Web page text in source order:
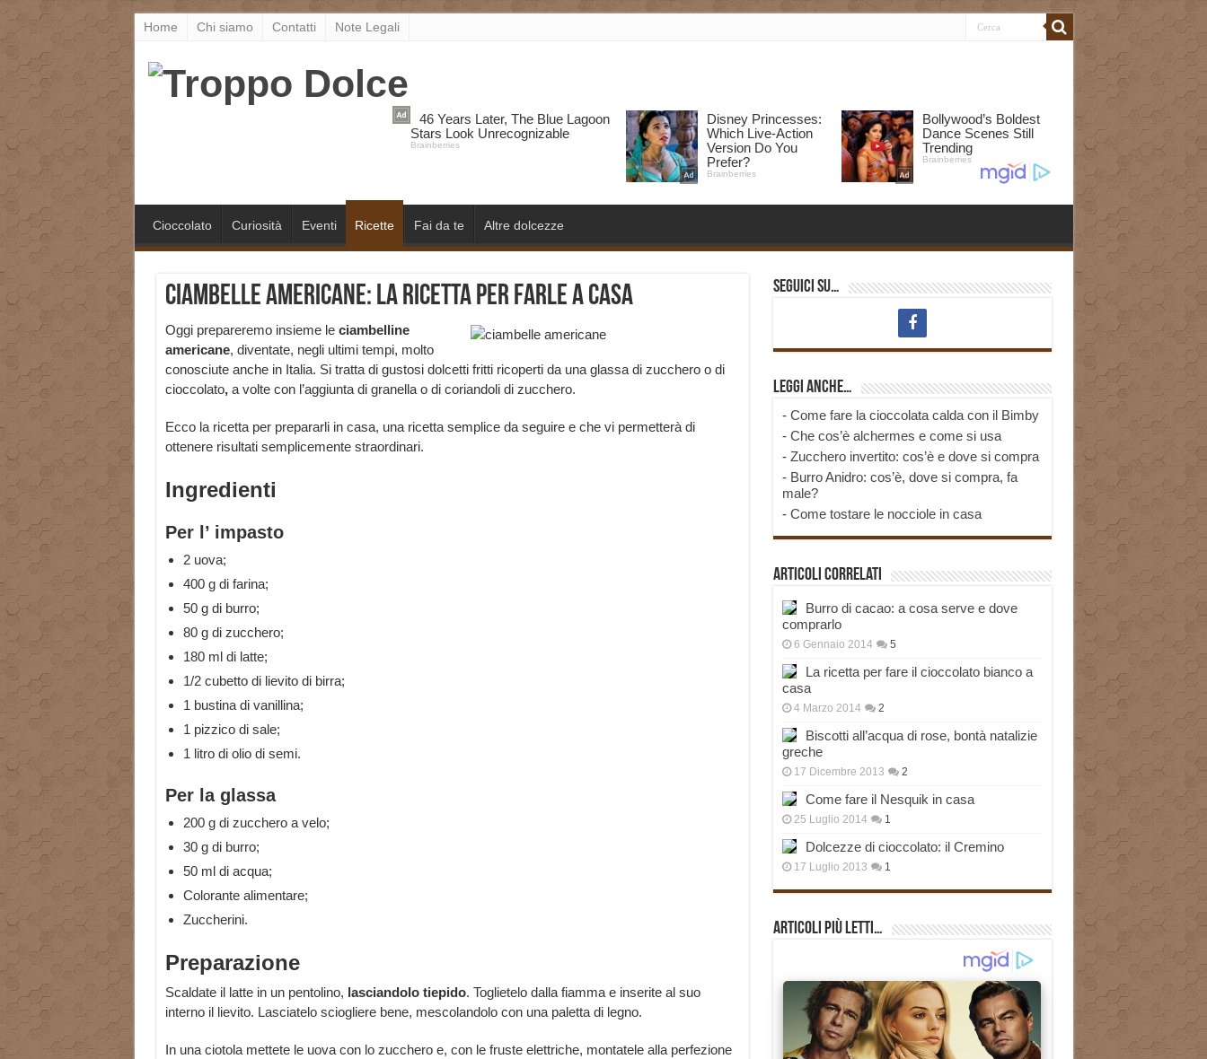
Home Chi siamo Contatti Note Legali
Cioccolato Curiosità Eventi Ricette Fai da te Altre dolcezze
Ciambelle americane: la ricetta per farle a casa
Oggi prepareremo insieme leciambelline
americane, diventate, negli ultimi tempi, molto
conosciute anche in Italia. Si tratta di gustosi dolcetti fritti ricoperti da una glassa di zucchero o di
cioccolato, a volte con l’aggiunta di granella o di coriandoli di zucchero.
Ecco la ricetta per prepararli in casa, una ricetta semplice da seguire e che vi permetterà di
ottenere risultati semplicemente straordinari.
Ingredienti
Per l’ impasto
2 uova;
400 g di farina;
50 g di burro;
80 g di zucchero;
180 ml di latte;
1/2 cubetto di lievito di birra;
1 bustina di vanillina;
1 pizzico di sale;
1 litro di olio di semi.
Per la glassa
200 g di zucchero a velo;
30 g di burro;
50 ml di acqua;
Colorante alimentare;
Zuccherini.
Preparazione
Scaldate il latte in un pentolino, lasciandolo tiepido. Toglietelo dalla fiamma e inserite al suo
interno il lievito. Lasciatelo sciogliere bene, mescolandolo con una paletta di legno.
In una ciotola mettete le uova con lo zucchero e, con le fruste elettriche, montatele alla perfezione
Seguici su…
Leggi anche…
- Come fare la cioccolata calda con il Bimby
- Che cos’è alchermes e come si usa
- Zucchero invertito: cos’è e dove si compra
- Burro Anidro: cos’è, dove si compra, fa
male?
- Come tostare le nocciole in casa
Articoli correlati
Burro di cacao: a cosa serve e dove
comprarlo
6 Gennaio 2014 5
La ricetta per fare il cioccolato bianco a
casa
4 Marzo 2014 2
Biscotti all’acqua di rose, bontà natalizie
greche
17 Dicembre 2013 2
Come fare il Nesquik in casa
25 Luglio 2014 1
Dolcezze di cioccolato: il Cremino
17 Luglio 2013 1
Articoli più Letti…